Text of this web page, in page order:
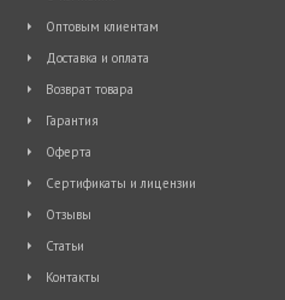
Оптовым клиентам
Доставка и оплата
Возврат товара
Гарантия
Оферта
Сертификаты и лицензии
Отзывы
Статьи
Контакты